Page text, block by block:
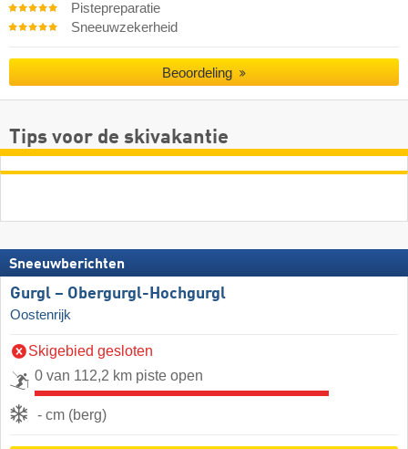
Pistepreparatie
Sneeuwzekerheid
Beoordeling
Tips voor de skivakantie
Sneeuwberichten
Gurgl – Obergurgl-Hochgurgl
Oostenrijk
Skigebied gesloten
0 van 112,2 km piste open
- cm (berg)